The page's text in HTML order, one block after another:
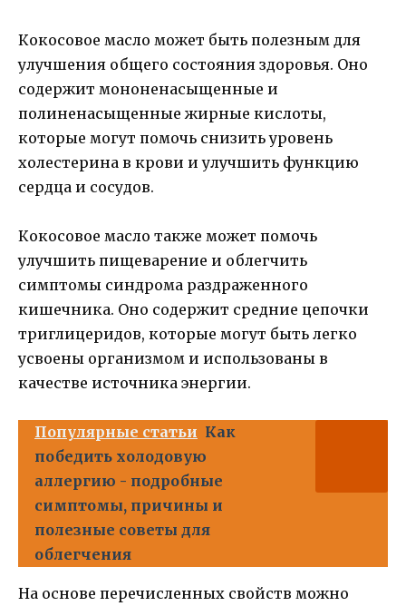
Кокосовое масло может быть полезным для
улучшения общего состояния здоровья. Оно
содержит мононенасыщенные и
полиненасыщенные жирные кислоты,
которые могут помочь снизить уровень
холестерина в крови и улучшить функцию
сердца и сосудов.
Кокосовое масло также может помочь
улучшить пищеварение и облегчить
симптомы синдрома раздраженного
кишечника. Оно содержит средние цепочки
триглицеридов, которые могут быть легко
усвоены организмом и использованы в
качестве источника энергии.
Популярные статьи Как
победить холодовую
аллергию - подробные
симптомы, причины и
полезные советы для
облегчения
На основе перечисленных свойств можно